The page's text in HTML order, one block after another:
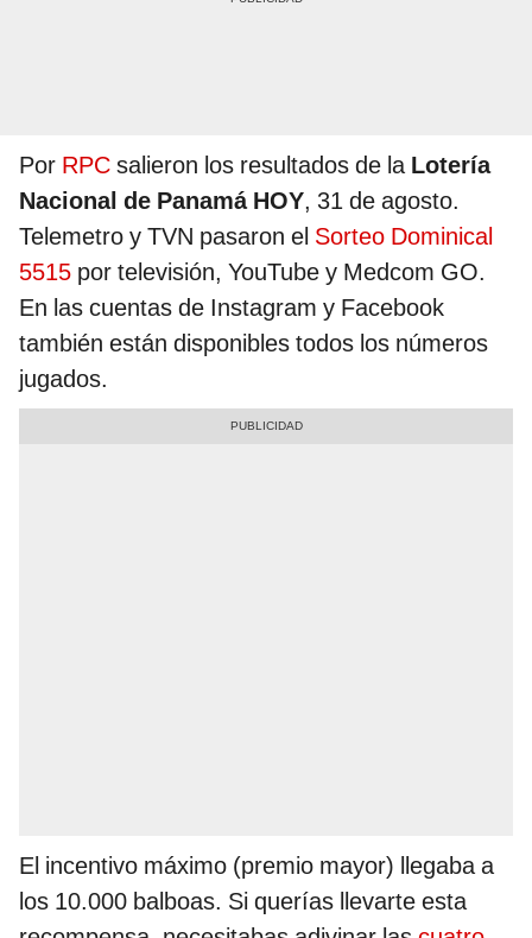
Por RPC salieron los resultados de la Lotería
Nacional de Panamá HOY, 31 de agosto.
Telemetro y TVN pasaron el Sorteo Dominical
5515 por televisión, YouTube y Medcom GO.
En las cuentas de Instagram y Facebook
también están disponibles todos los números
jugados.
El incentivo máximo (premio mayor) llegaba a
los 10.000 balboas. Si querías llevarte esta